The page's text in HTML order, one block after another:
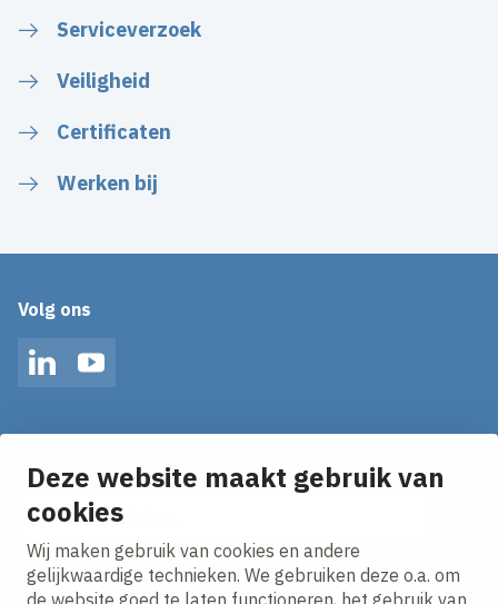
Deze website maakt gebruik van
cookies
Wij maken gebruik van cookies en andere
gelijkwaardige technieken. We gebruiken deze o.a. om
de website goed te laten functioneren, het gebruik van
Serviceverzoek
Veiligheid
Certificaten
Werken bij
Volg ons
LinkedInYouTube
Ontvang onze nieuws alerts in je mailbox!
E-mailadres
Ik ga akkoord met hetprivacy statement.